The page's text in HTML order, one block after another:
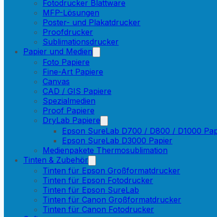
Fotodrucker Blattware
MFP-Lösungen
Poster- und Plakatdrucker
Proofdrucker
Sublimationsdrucker
Papier und Medien
Foto Papiere
Fine-Art Papiere
Canvas
CAD / GIS Papiere
Spezialmedien
Proof Papiere
DryLab Papiere
Epson SureLab D700 / D800 / D1000
Epson SureLab D3000 Papier
Medienpakete Thermosublimation
Tinten & Zubehör
Tinten für Epson Großformatdrucker
Tinten für Epson Fotodrucker
Tinten für Epson SureLab
Tinten für Canon Großformatdrucker
Tinten für Canon Fotodrucker